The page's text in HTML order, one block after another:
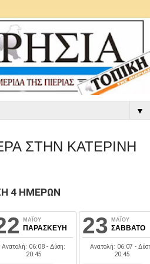
▼
ΣΤΗΝ ΚΑΤΕΡΙΝΗ
4 ΗΜΕΡΩΝ
ΜΑΪΟΥ
ΠΑΡΑΣΚΕΥΗ
Ανατολή: 06:08 - Δύση:
20:45
23 ΜΑΪΟΥ
ΣΑΒΒΑΤΟ
Ανατολή: 06:07 -
20:45